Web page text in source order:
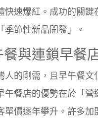
快速爆紅。成功的關鍵
季節性新品開發」。
與連鎖早餐
人的剛需，且早午餐文
午餐店的優勢在於「營
單價逐年攀升。許多加